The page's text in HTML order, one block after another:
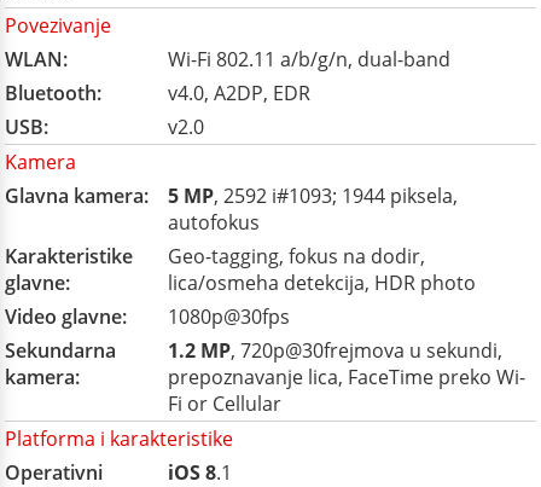
Povezivanje
WLAN:
Wi-Fi 802.11 a/b/g/n, dual-band
Bluetooth:
v4.0, A2DP, EDR
USB:
v2.0
Kamera
Glavna kamera:
5 MP, 2592 i#1093; 1944 piksela,
autofokus
Karakteristike
glavne:
Geo-tagging, fokus na dodir,
lica/osmeha detekcija, HDR photo
Video glavne:
1080p@30fps
Sekundarna
kamera:
1.2 MP, 720p@30frejmova u sekundi,
prepoznavanje lica, FaceTime preko Wi-
Fi or Cellular
Platforma i karakteristike
Operativni
iOS 8.1